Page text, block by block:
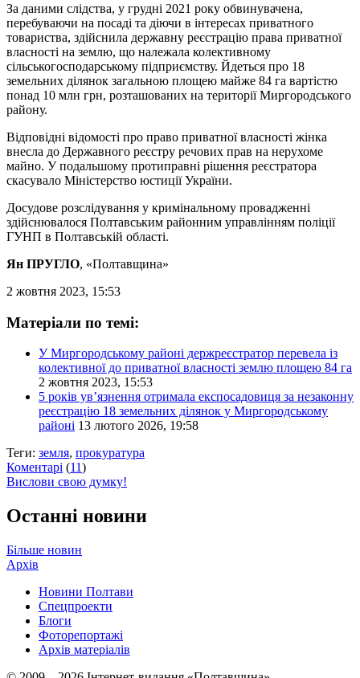
За даними слідства, у грудні 2021 року обвинувачена,
перебуваючи на посаді та діючи в інтересах приватного
товариства, здійснила державну реєстрацію права приватної
власності на землю, що належала колективному
сільськогосподарському підприємству. Йдеться про 18
земельних ділянок загальною площею майже 84 га вартістю
понад 10 млн грн, розташованих на території Миргородського
району.
Відповідні відомості про право приватної власності жінка
внесла до Державного реєстру речових прав на нерухоме
майно. У подальшому протиправні рішення реєстратора
скасувало Міністерство юстиції України.
Досудове розслідування у кримінальному провадженні
здійснювалося Полтавським районним управлінням поліції
ГУНП в Полтавській області.
Ян ПРУГЛО, «Полтавщина»
2 жовтня 2023, 15:53
Матеріали по темі:
У Миргородському районі держреєстратор перевела із
колективної до приватної власності землю площею 84 га
2 жовтня 2023, 15:53
5 років ув’язнення отримала експосадовиця за незаконну
реєстрацію 18 земельних ділянок у Миргородському
районі 13 лютого 2026, 19:58
Теги: земля, прокуратура
Коментарі (11)
Вислови свою думку!
Останні новини
Більше новин
Архів
Новини Полтави
Спецпроекти
Блоги
Фоторепортажі
Архів матеріалів